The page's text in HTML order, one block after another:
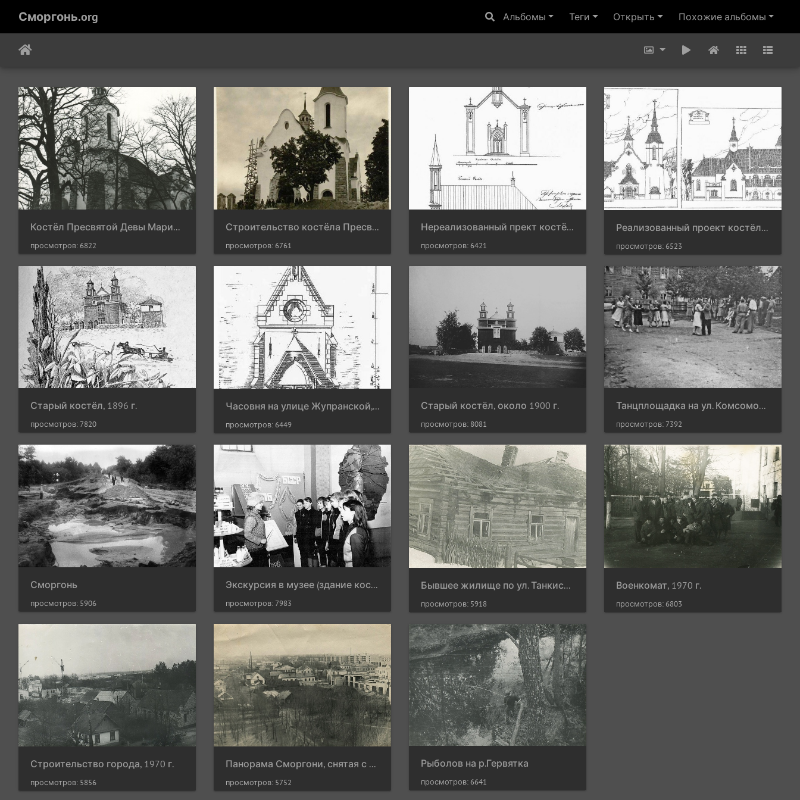
Сморгонь.org Альбомы Теги Открыть Похожие альбомы
Костёл Пресвятой Девы Марии Розария (Руженцовой)
просмотров: 6822
Строительство костёла Пресвятой Девы Марии Розария (Руженцовой) 1930 г.
просмотров: 6761
Нереализованный прект костёла, 1848 г.
просмотров: 6421
Реализованный проект костёла, 1926 г.
просмотров: 6523
Старый костёл, 1896 г.
просмотров: 7820
Часовня на улице Жупранской, 1908 г.
просмотров: 6449
Старый костёл, около 1900 г.
просмотров: 8081
Танцплощадка на ул. Комсомольская во дворе дома для работников лесхоза
просмотров: 7392
Сморгонь
просмотров: 5906
Экскурсия в музее (здание костёла св.Михаила Архангела)
просмотров: 7983
Бывшее жилище по ул. Танкистов
просмотров: 5918
Военкомат, 1970 г.
просмотров: 6803
Строительство города, 1970 г.
просмотров: 5856
Панорама Сморгони, снятая с чертова колеса
просмотров: 5752
Рыболов на р.Гервятка
просмотров: 6641